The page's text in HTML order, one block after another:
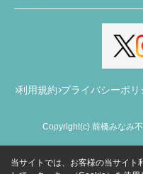
利用規約 プライバシーポリ
Copyright(c) 前橋みなみ
当サイトでは、お客様の当サイト